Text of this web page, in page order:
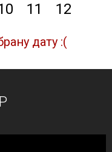
11 12
дату :(